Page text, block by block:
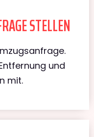
STELLEN
und
mit.